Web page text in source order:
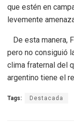
que estén en
levemente
De esta manera,
pero no consiguió
clima fraternal del
argentino tiene el
Tags: Destacada